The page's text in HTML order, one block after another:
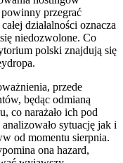
przegrać
działalności oznacza
niedozwolone. Co
polski znajdują się
przede
będąc odmianą
co narażało ich pod
sytuację jak i
od momentu sierpnia.
ona hazard,